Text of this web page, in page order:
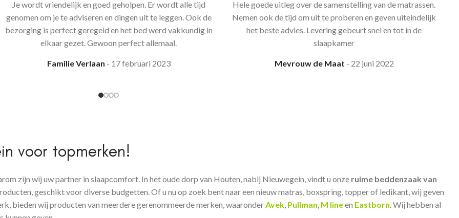
Je wordt vriendelijk en goed geholpen. Er wordt alle tijd
genomen om je te adviseren en dingen uit te leggen. Ook de
bezorging is perfect geregeld en het bed werd vakkundig in
elkaar gezet. Gewoon perfect allemaal.
Familie Verlaan 17 februari 2023
Hele goede uitleg over de samenstelling van de matrassen.
Nemen ook de tijd om uit te proberen en geven uiteindelijk
het beste advies. Levering gebeurt snel en tot in de
slaapkamer
Mevrouw de Maat 22 juni 2022
voor topmerken!
zijn wij uw partner in slaapcomfort. In het oude dorp van Houten, nabij Nieuwegein, vindt u onze ruime beddenzaak van
geschikt voor diverse budgetten. Of u nu op zoek bent naar een nieuw matras, boxspring, topper of ledikant, wij geven
bieden wij producten van meerdere gerenommeerde merken, waaronder Avek Pullman M lineen Eastborn . Wij hebben al